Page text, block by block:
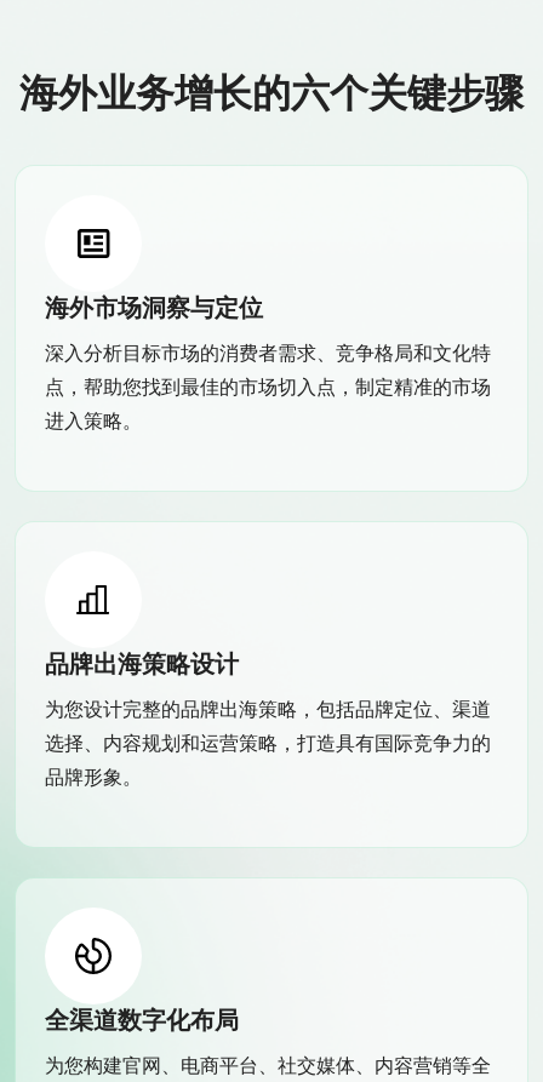
海外业务增长的六个关键步骤
海外市场洞察与定位
深入分析目标市场的消费者需求、竞争格局和文化特
点，帮助您找到最佳的市场切入点，制定精准的市场
进入策略。
品牌出海策略设计
为您设计完整的品牌出海策略，包括品牌定位、渠道
选择、内容规划和运营策略，打造具有国际竞争力的
品牌形象。
全渠道数字化布局
为您构建官网、电商平台、社交媒体、内容营销等全